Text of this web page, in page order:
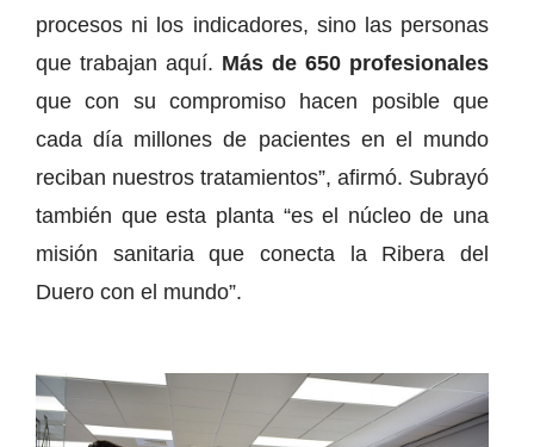
procesos ni los indicadores, sino las personas
que trabajan aquí. Más de 650 profesionales
que con su compromiso hacen posible que
cada día millones de pacientes en el mundo
reciban nuestros tratamientos”, afirmó. Subrayó
también que esta planta “es el núcleo de una
misión sanitaria que conecta la Ribera del
Duero con el mundo”.